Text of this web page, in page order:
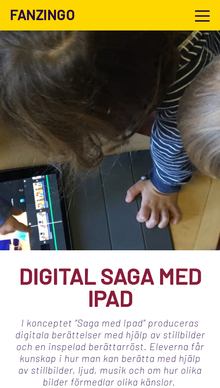
FANZINGO
DIGITAL SAGA MED
IPAD
I konceptet ”Saga med Ipad” produceras
digitala berättelser med hjälp av stillbilder
och en inspelad berättarröst. Eleverna får
kunskap i hur man kan berätta med hjälp
av stillbilder, ljud, musik och om hur olika
bilder förmedlar olika känslor.